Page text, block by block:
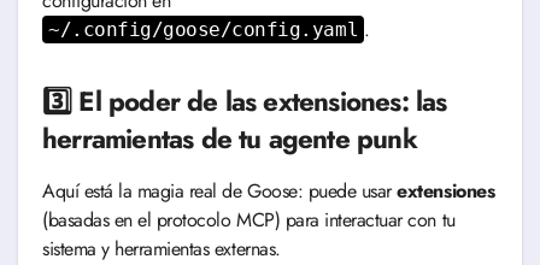
~/.config/goose/config.yaml .
3️⃣ El poder de las extensiones: las
herramientas de tu agente punk
Aquí está la magia real de Goose: puede usarextensiones
(basadas en el protocolo MCP) para interactuar con tu
sistema y herramientas externas.